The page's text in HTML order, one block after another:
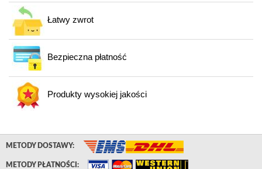
Łatwy zwrot
Bezpieczna płatność
Produkty wysokiej jakości
METODY DOSTAWY:
METODY PŁATNOŚCI: